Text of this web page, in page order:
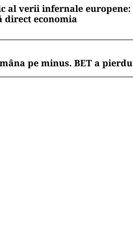
al verii infernale
direct economia
pe minus. BET a